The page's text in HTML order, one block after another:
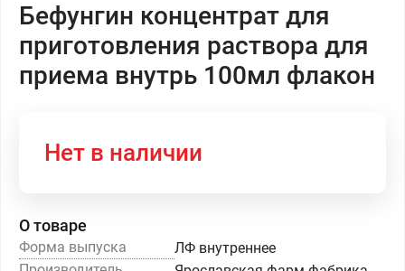
Бефунгин концентрат для
приготовления раствора для
приема внутрь 100мл флакон
Нет в наличии
О товаре
Форма выпуска
ЛФ внутреннее